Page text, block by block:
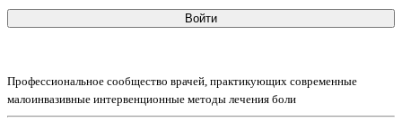
Войти
Профессиональное сообщество врачей, практикующих современные
малоинвазивные интервенционные методы лечения боли